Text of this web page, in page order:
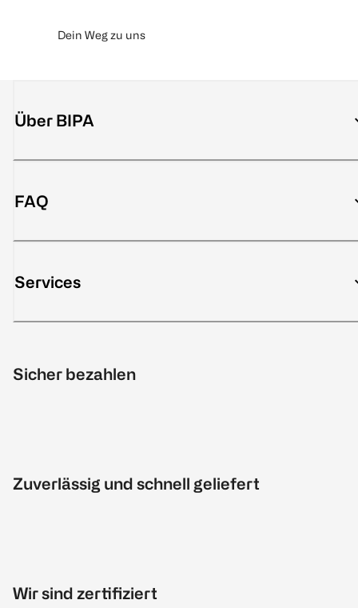
Dein Weg zu uns
Über BIPA
FAQ
Services
Sicher bezahlen
Zuverlässig und schnell geliefert
Wir sind zertifiziert